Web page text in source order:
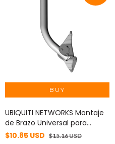
UBIQUITI NETWORKS Montaje
de Brazo Universal para
suscriptores Ubiquiti
$10.85 USD $15.16 USD